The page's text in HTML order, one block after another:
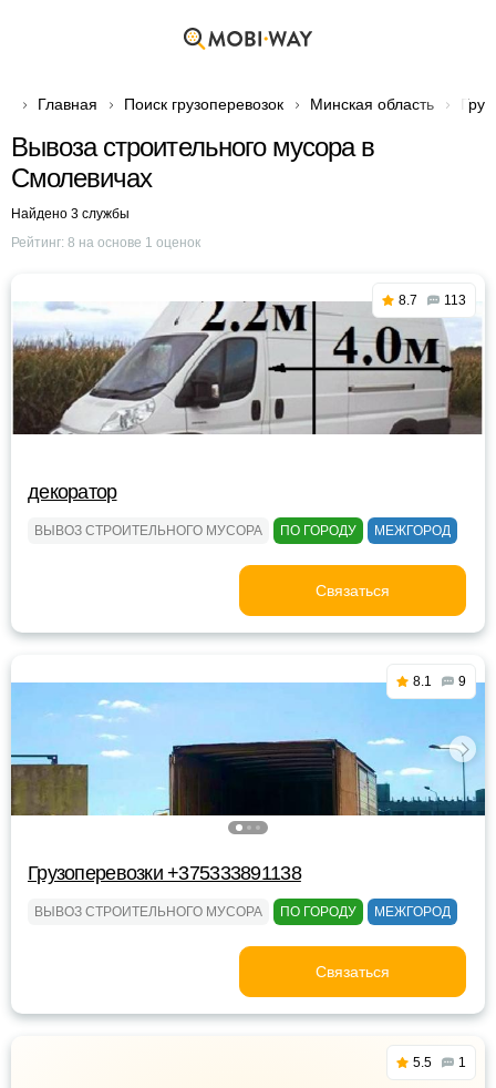
Главная Поиск грузоперевозок Минская область
Вывоза строительного мусора в
Смолевичах
Найдено 3 службы
Рейтинг: 8 на основе 1 оценок
8.7 113
декоратор
ВЫВОЗ СТРОИТЕЛЬНОГО МУСОРА ПО ГОРОДУ МЕЖГОРОД
Связаться
8.1 9
Грузоперевозки +375333891138
ВЫВОЗ СТРОИТЕЛЬНОГО МУСОРА ПО ГОРОДУ МЕЖГОРОД
Связаться
5.5 1